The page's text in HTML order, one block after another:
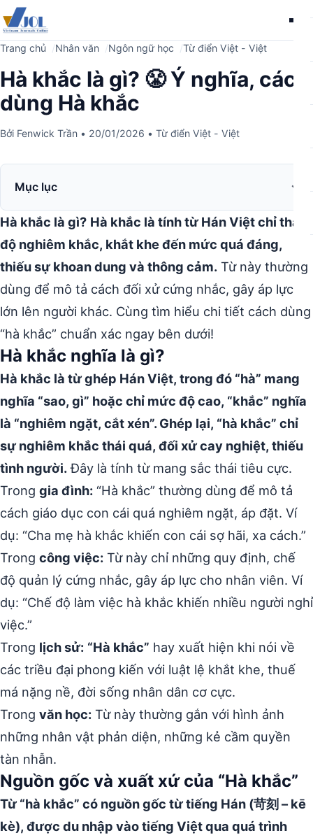
Trang chủ Nhân văn Ngôn ngữ học Từ điển Việt - Việt
Hà khắc là gì? 😤 Ý nghĩa, cách
dùng Hà khắc
Bởi Fenwick Trần • 20/01/2026 • Từ điển Việt - Việt
Mục lục
Hà khắc là gì? Hà khắc là tính từ Hán Việt chỉ thái
độ nghiêm khắc, khắt khe đến mức quá đáng,
thiếu sự khoan dung và thông cảm. Từ này thường
dùng để mô tả cách đối xử cứng nhắc, gây áp lực
lớn lên người khác. Cùng tìm hiểu chi tiết cách dùng
“hà khắc” chuẩn xác ngay bên dưới!
Hà khắc nghĩa là gì?
Hà khắc là từ ghép Hán Việt, trong đó “hà” mang
nghĩa “sao, gì” hoặc chỉ mức độ cao, “khắc” nghĩa
là “nghiêm ngặt, cắt xén”. Ghép lại, “hà khắc” chỉ
sự nghiêm khắc thái quá, đối xử cay nghiệt, thiếu
tình người.Đây là tính từ mang sắc thái tiêu cực.
Trong gia đình: “Hà khắc” thường dùng để mô tả
cách giáo dục con cái quá nghiêm ngặt, áp đặt. Ví
dụ: “Cha mẹ hà khắc khiến con cái sợ hãi, xa cách.”
Trong công việc: Từ này chỉ những quy định, chế
độ quản lý cứng nhắc, gây áp lực cho nhân viên. Ví
dụ: “Chế độ làm việc hà khắc khiến nhiều người nghỉ
việc.”
Trong lịch sử: “Hà khắc” hay xuất hiện khi nói về
các triều đại phong kiến với luật lệ khắt khe, thuế
má nặng nề, đời sống nhân dân cơ cực.
Trong văn học: Từ này thường gắn với hình ảnh
những nhân vật phản diện, những kẻ cầm quyền
tàn nhẫn.
Nguồn gốc và xuất xứ của “Hà khắc”
Từ “hà khắc” có nguồn gốc từ tiếng Hán (苛刻 – kē
kè), được du nhập vào tiếng Việt qua quá trình